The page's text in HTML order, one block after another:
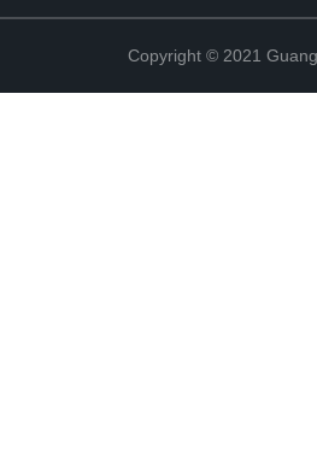
Copyright © 2021